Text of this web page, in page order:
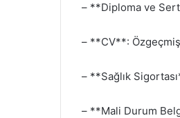
– **Diploma ve
– **CV**:
– **Sağlık
– **Mali Durum